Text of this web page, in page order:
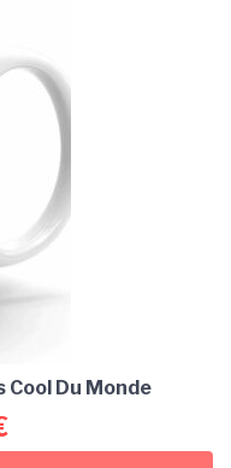
Cool Du Monde